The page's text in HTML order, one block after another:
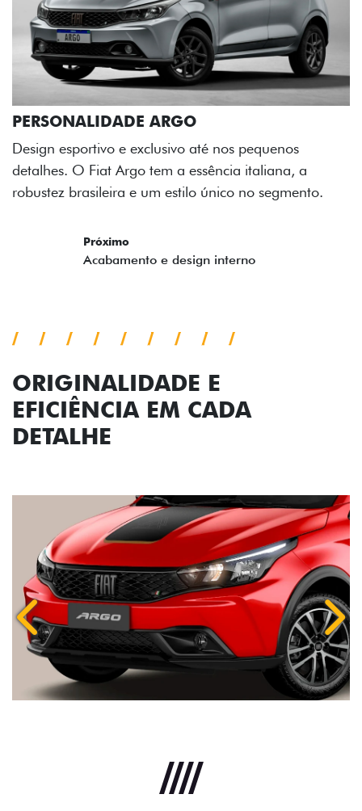
nos pequenos
italiana, a
único no segmento.
ORIGINALIDADE E
EFICIÊNCIA EM CADA
DETALHE
Anterior